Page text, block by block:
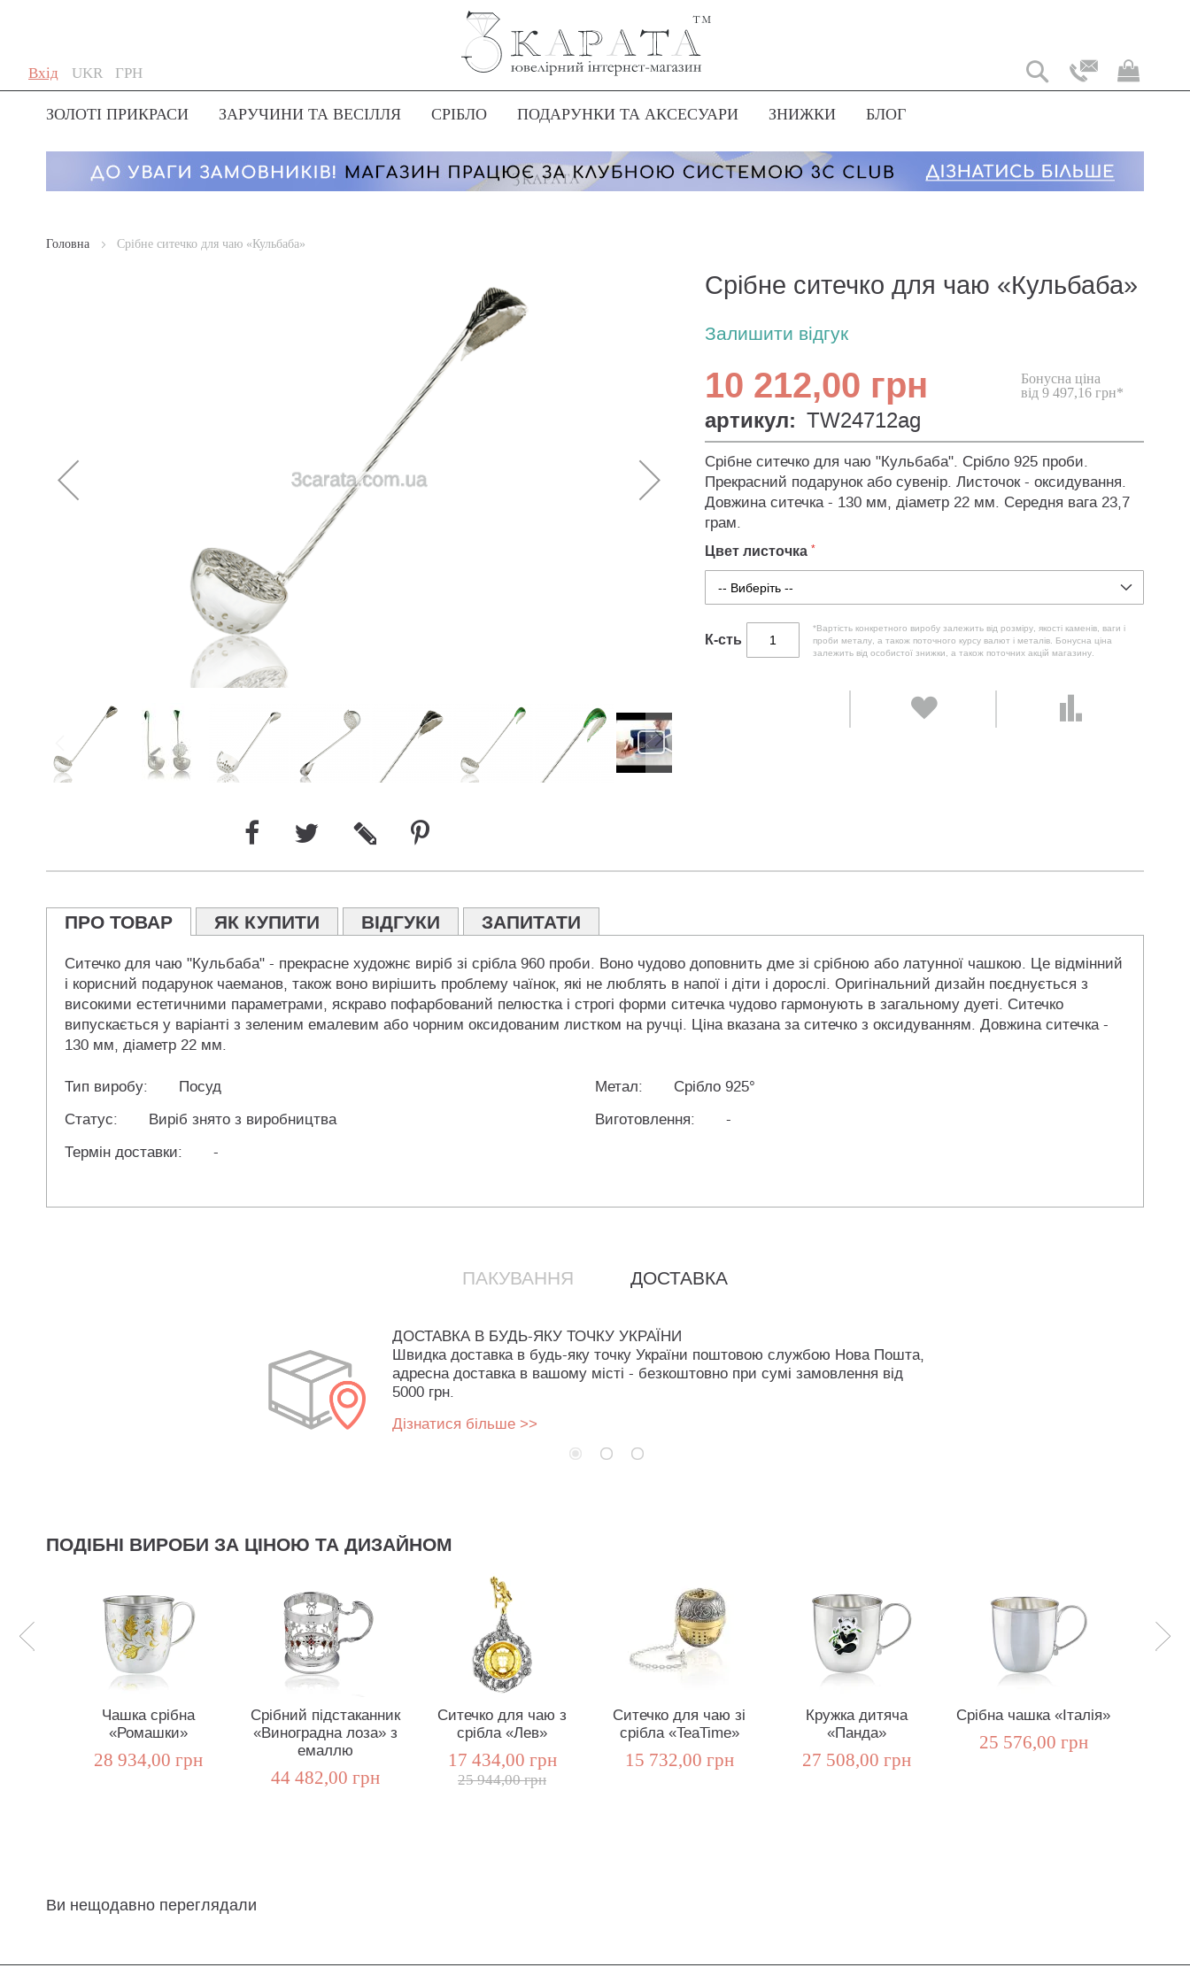
Вхід
Skip
to
Content
Мова
UKR
Мій
Валюта
ГРН
ЗОЛОТІ ПРИКРАСИ ЗАРУЧИНИ ТА ВЕСІЛЛЯ СРІБЛО ПОДАРУНКИ ТА АКСЕСУАРИ ЗНИЖКИ БЛОГ
Головна Срібне ситечко для чаю «Кульбаба»
Срібне ситечко для чаю «Кульбаба»
Залишити відгук
10 212,00 грн
Бонусна ціна
від 9 497,16 грн*
артикул: TW24712ag
Срібне ситечко для чаю "Кульбаба". Срібло 925 проби.
Прекрасний подарунок або сувенір. Листочок - оксидування.
Довжина ситечка - 130 мм, діаметр 22 мм. Середня вага 23,7
грам.
Цвет листочка
К-сть
*Вартість конкретного виробу залежить від розміру, якості каменів, ваги і
проби металу, а також поточного курсу валют і металів. Бонусна ціна
залежить від особистої знижки, а також поточних акцій магазину.
ПРО ТОВАР ЯК КУПИТИ ВІДГУКИ ЗАПИТАТИ
Ситечко для чаю "Кульбаба" - прекрасне художнє виріб зі срібла 960 проби. Воно чудово доповнить дме зі срібною або латунної чашкою. Це відмінний
і корисний подарунок чаеманов, також воно вирішить проблему чаїнок, які не люблять в напої і діти і дорослі. Оригінальний дизайн поєднується з
високими естетичними параметрами, яскраво пофарбований пелюстка і строгі форми ситечка чудово гармонують в загальному дуеті. Ситечко
випускається у варіанті з зеленим емалевим або чорним оксидованим листком на ручці. Ціна вказана за ситечко з оксидуванням. Довжина ситечка -
130 мм, діаметр 22 мм.
Тип виробу: Посуд Метал:
Срібло 925°
Статус:
Виріб знято з виробництва Виготовлення:
-
Термін доставки:
-
ПАКУВАННЯ ДОСТАВКА
ДОСТАВКА В БУДЬ-ЯКУ ТОЧКУ УКРАЇНИ
Швидка доставка в будь-яку точку України поштовою службою Нова Пошта,
адресна доставка в вашому місті - безкоштовно при сумі замовлення від
5000 грн.
Дізнатися більше >>
ПОДІБНІ ВИРОБИ ЗА ЦІНОЮ ТА ДИЗАЙНОМ
Чашка срібна
«Ромашки»
28 934,00 грн
Срібний підстаканник
«Виноградна лоза» з
емаллю
44 482,00 грн
Ситечко для чаю з
срібла «Лев»
17 434,00 грн
25 944,00 грн
Ситечко для чаю зі
срібла «TeaTime»
15 732,00 грн
Кружка дитяча
«Панда»
27 508,00 грн
Срібна чашка «Італія»
25 576,00 грн
Ви нещодавно переглядали